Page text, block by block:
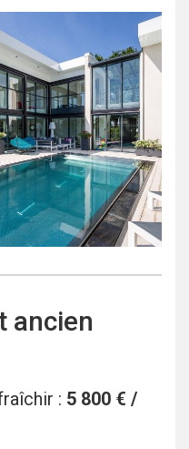
ancien
: 5 800 € /